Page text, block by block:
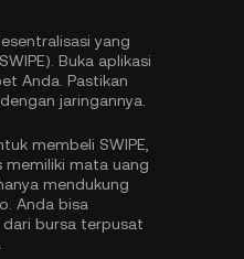
yang
Buka aplikasi
Anda. Pastikan
jaringannya.
membeli SWIPE,
mata uang
mendukung
Anda bisa
dari bursa terpusat